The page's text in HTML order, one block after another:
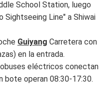
School Station, luego
Sightseeing Line" a Shiwai
Guiyang Carretera con
en la entrada.
eléctricos conectan
bote operan 08:30-17:30.